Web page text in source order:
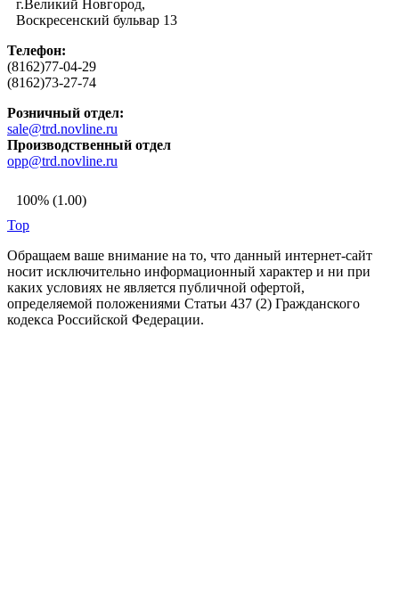
г.Великий Новгород,
Воскресенский бульвар 13
Телефон:
(8162)77-04-29
(8162)73-27-74
Розничный отдел:
sale@trd.novline.ru
Производственный отдел
opp@trd.novline.ru
100% (1.00)
Top
Обращаем ваше внимание на то, что данный интернет-сайт
носит исключительно информационный характер и ни при
каких условиях не является публичной офертой,
определяемой положениями Статьи 437 (2) Гражданского
кодекса Российской Федерации.